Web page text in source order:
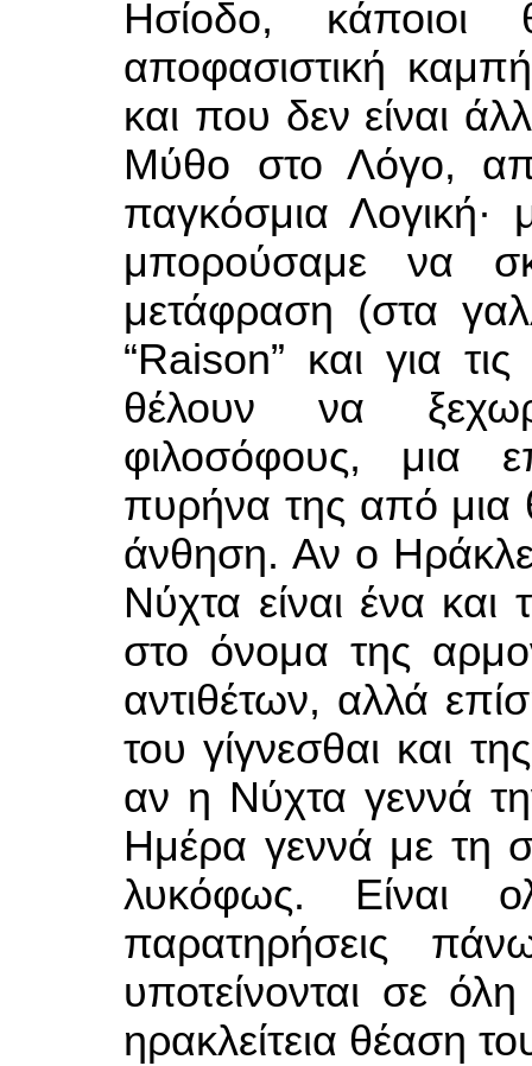
Ησίοδο,
αποφασιστική
και που δεν είναι
Μύθο στο Λόγο,
παγκόσμια Λογική·
μπορούσαμε να
μετάφραση (στα
“Raison” και για
θέλουν να
φιλοσόφους, μια
πυρήνα της από μια
άνθηση. Αν ο
Νύχτα είναι ένα και
στο όνομα της
αντιθέτων, αλλά
του γίγνεσθαι και
αν η Νύχτα γεννά
Ημέρα γεννά με τη
λυκόφως. Είναι
παρατηρήσεις
υποτείνονται σε
ηρακλείτεια θέαση